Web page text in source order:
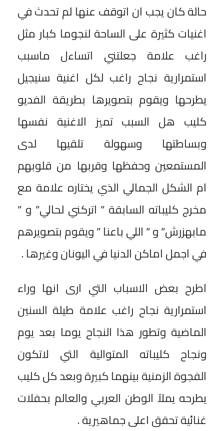
حالة كان يجب ان اتوقف عنها لم تحدث في
اغنيات كثيرة على الساحة لنجوما كبار مثل
راغب علامة جعلتني اتساءل ماسبب
استمرارية نجاح راغب لكل اغنية سنيجيل
يطرحها ويقوم بتصويرها بطريقة الفديو
كليب هل السبب تميز الاغنية نفسها
وبساطتها وسهولة تلقيها لدى
المستمعين وحفظها وقربها من قلوبهم
ام الشكل الجمالي الذي يختاره علامة مع
مخرج كليباته السابقة ” اتركني لحالي” و ”
مابهزرش” و ” اللي باعنا ” ويقوم بتصويرهم
في اجمل اماكن الدنيا في اليونان وغيرها .
اطرح بعض الاسباب التي ارى انها وراء
استمرارية نجاح راغب علامة طيلة السنين
الماضية وتطور هذا النجاح يوما بعد يوم
ونجاح كليباته المتوالية التي لاتكون
الفجوة الزمنية بينهما كبيرة وبعد كل كليب
يطرحه يملآ الوطن العربي والعالم بحفلات
غنائية تحقق اعلى جماهيرية .